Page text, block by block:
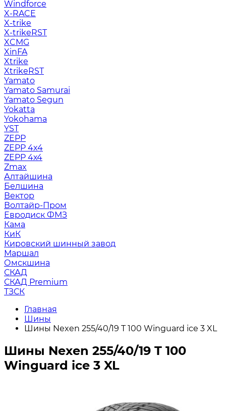
Windforce
X-RACE
X-trike
X-trikeRST
XCMG
XinFA
Xtrike
XtrikeRST
Yamato
Yamato Samurai
Yamato Segun
Yokatta
Yokohama
YST
ZEPP
ZEPP 4x4
ZEPP 4х4
Zmax
Алтайшина
Белшина
Вектор
Волтайр-Пром
Евродиск ФМЗ
Кама
КиК
Кировский шинный завод
Маршал
Омскшина
СКАД
СКАД Premium
ТЗСК
Главная
Шины
Шины Nexen 255/40/19 T 100 Winguard ice 3 XL
Шины Nexen 255/40/19 T 100
Winguard ice 3 XL